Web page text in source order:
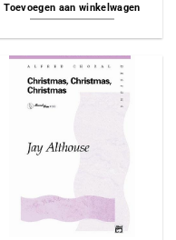
Toevoegen aan winkelwagen